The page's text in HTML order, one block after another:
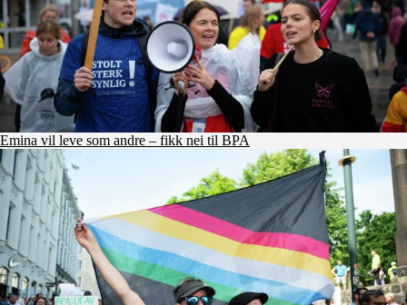
Emina vil leve som andre – fikk nei til BPA